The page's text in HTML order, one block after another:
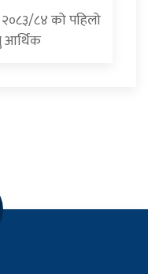
८४ को पहिलो